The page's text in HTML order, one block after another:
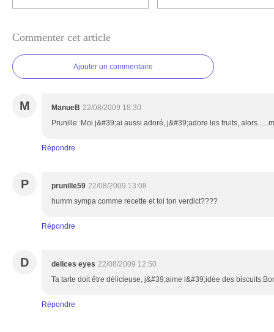
Commenter cet article
Ajouter un commentaire
M ManueB 22/08/2009 18:30
Prunille :Moi j&#39;ai aussi adoré, j&#39;adore les fruits,
Répondre
P prunille59 22/08/2009 13:08
humm sympa comme recette et toi ton verdict????
Répondre
D delices eyes 22/08/2009 12:50
Ta tarte doit être délicieuse, j&#39;aime l&#39;idée des
Répondre